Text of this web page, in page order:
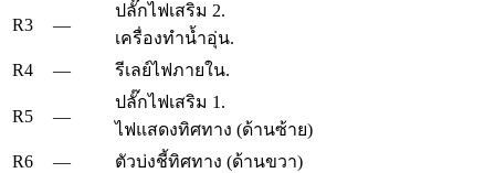
R3 —
ปลั๊กไฟเสริม 2.
เครื่องทำน้ำอุ่น.
R4
— รีเลย์ไฟภายใน.
R5 —
ปลั๊กไฟเสริม 1.
ไฟแสดงทิศทาง (ด้านซ้าย)
R6
—
ตัวบ่งชี้ทิศทาง (ด้านขวา)